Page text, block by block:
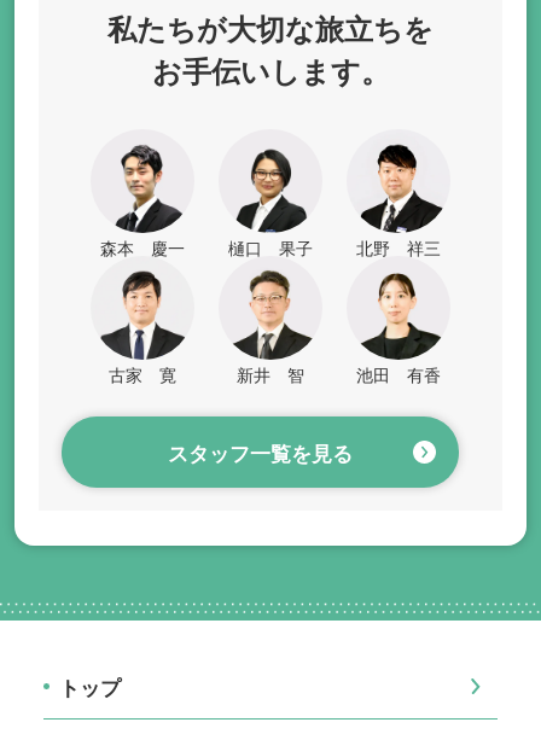
私たちが大切な旅立ちを
お手伝いします。
森本 慶一 樋口 果子 北野 祥三
古家 寛 新井 智 池田 有香
スタッフ一覧を見る
トップ